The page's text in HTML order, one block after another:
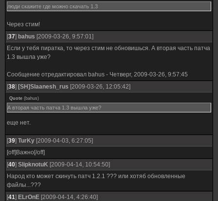
люди скажите где можно скачать 1.3
Через стим!
[37] bahus [2009-03-26, 9:57:01]
Если у тебя пиратка, то через стим не обновишься. А вторая часть патча
1.3 вышла уже?
Сообщение отредактировал bahus - Четверг, 2009-03-26, 9:57:45
[38] [SH]Slaanesh_rus [2009-03-26, 12:05:42]
Quote (bahus)
А вторая часть патча 1.3 вышла уже?
еще нет.
[39] TurKy [2009-04-03, 6:27:05]
[off]Важно[/off]
[40] SlipknotuK [2009-04-14, 10:54:50]
Народ кто может скинуть патч 1.2.1 ??? или хотяб обновленные
файлы...???
[41] ELrOnE [2009-04-14, 4:26:40]